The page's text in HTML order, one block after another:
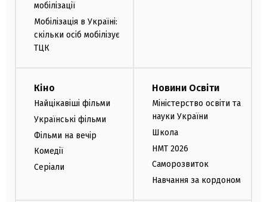
мобілізації
Мобілізація в Україні:
скільки осіб мобілізує
ТЦК
Кіно
Найцікавіші фільми
Українські фільми
Фільми на вечір
Комедії
Серіали
Новини Освіти
Міністерство освіти та
науки України
Школа
НМТ 2026
Саморозвиток
Навчання за кордоном